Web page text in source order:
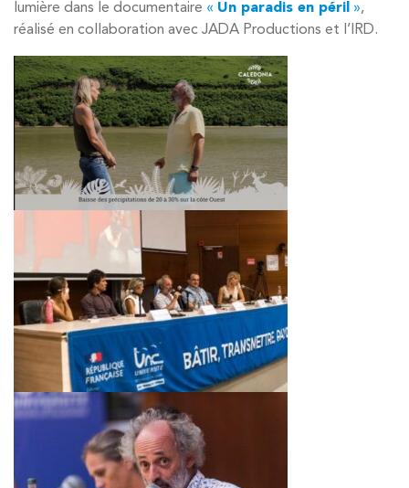
lumière dans le documentaire « Un paradis en péril »,
réalisé en collaboration avec JADA Productions et l’IRD.